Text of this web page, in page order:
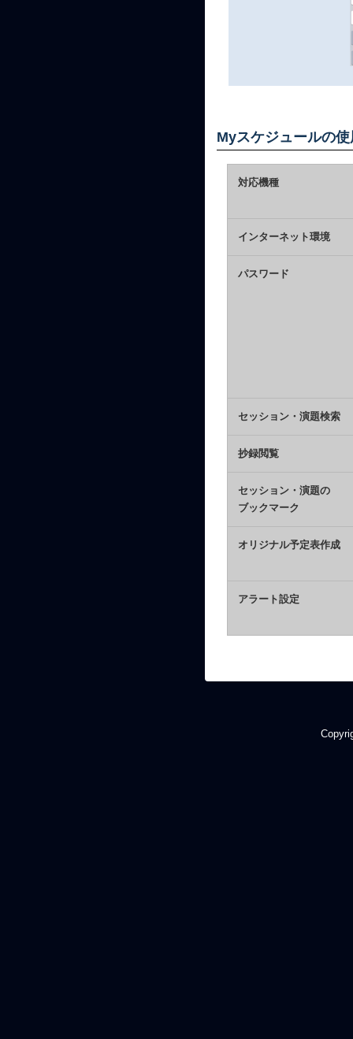
Myスケジュールの
対応機種
インターネット環境
パスワード
セッション・演題検索
抄録閲覧
セッション・演題の
ブックマーク
オリジナル予定表作成
アラート設定